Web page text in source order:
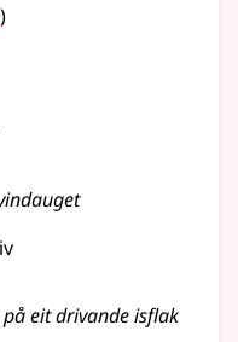
eit drivande isflak